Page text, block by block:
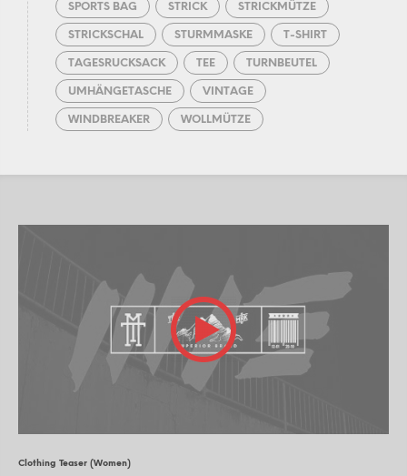
SPORTS BAG STRICK STRICKMÜTZE
STRICKSCHAL STURMMASKE T-SHIRT
TAGESRUCKSACK TEE TURNBEUTEL
UMHÄNGETASCHE VINTAGE
WINDBREAKER WOLLMÜTZE
Clothing Teaser (Women)